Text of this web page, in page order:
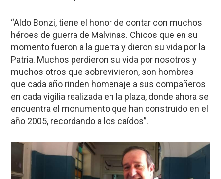
“Aldo Bonzi, tiene el honor de contar con muchos
héroes de guerra de Malvinas. Chicos que en su
momento fueron a la guerra y dieron su vida por la
Patria. Muchos perdieron su vida por nosotros y
muchos otros que sobrevivieron, son hombres
que cada año rinden homenaje a sus compañeros
en cada vigilia realizada en la plaza, donde ahora se
encuentra el monumento que han construido en el
año 2005, recordando a los caídos”.